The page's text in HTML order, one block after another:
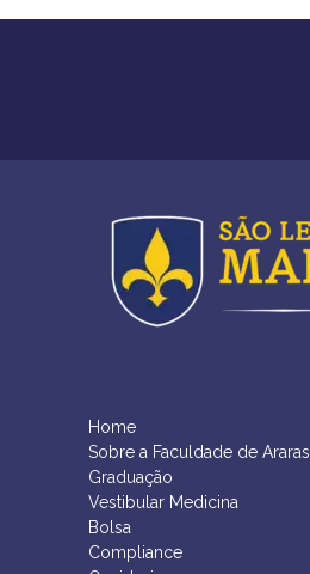
Home
Sobre a Faculdade de Araras
Graduação
Vestibular Medicina
Bolsa
Compliance